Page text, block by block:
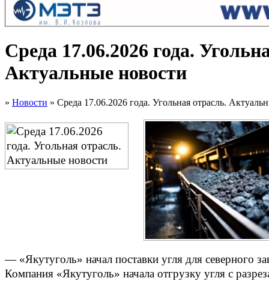
Среда 17.06.2026 года.
Актуальные новости
» Новости » Среда 17.06.2026 года. Угольная отрасль.
— «Якутуголь» начал поставки угля для северного
Компания «Якутуголь» начала отгрузку угля с